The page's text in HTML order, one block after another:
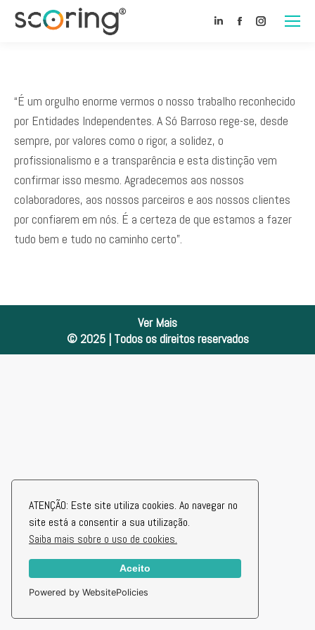
ATENÇÃO: Este site utiliza cookies. Ao navegar no
site está a consentir a sua utilização.
Saiba mais sobre o uso de cookies.
Aceito
Powered by WebsitePolicies
LinkedinFacebook
Instagram
“É um orgulho enorme vermos o nosso trabalho reconhecido
por Entidades Independentes. A Só Barroso rege-se, desde
sempre, por valores como o rigor, a solidez, o
profissionalismo e a transparência e esta distinção vem
confirmar isso mesmo. Agradecemos aos nossos
colaboradores, aos nossos parceiros e aos nossos clientes
por confiarem em nós. É a certeza de que estamos a fazer
tudo bem e tudo no caminho certo”.
Ver Mais
© 2025 | Todos os direitos reservados